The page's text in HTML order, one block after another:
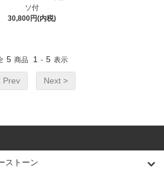
ソ付
30,800円(内税)
5 商品 1 - 5 表示
Prev Next >
ストーン